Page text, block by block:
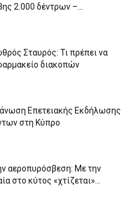
2.000 δέντρων –...
Σταυρός: Τι πρέπει να
διακοπών
Επετειακής Εκδήλωσης
στη Κύπρο
αεροπυρόσβεση: Με την
στο κύτος «χτίζεται»...